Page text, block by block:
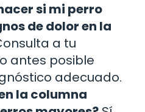
si mi perro
de dolor en la
a tu
antes posible
adecuado.
la columna